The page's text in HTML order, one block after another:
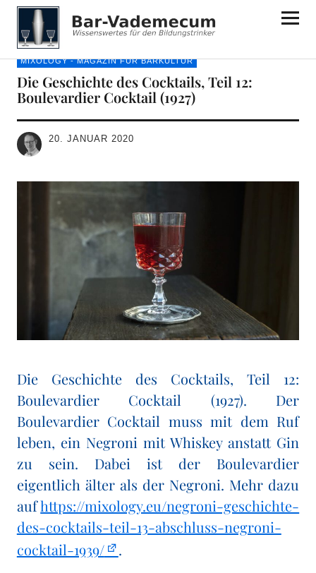
Bar-Vademecum
MIXOLOGY - MAGAZIN FÜR BARKULTUR
Die Geschichte des Cocktails, Teil 12:
Boulevardier Cocktail (1927)
20. JANUAR 2020
Die Geschichte des Cocktails, Teil 12:
Boulevardier Cocktail (1927). Der
Boulevardier Cocktail muss mit dem Ruf
leben, ein Negroni mit Whiskey anstatt Gin
zu sein. Dabei ist der Boulevardier
eigentlich älter als der Negroni. Mehr dazu
aufhttps://mixology.eu/negroni-geschichte-
des-cocktails-teil-13-abschluss-negroni-
cocktail-1939/
.